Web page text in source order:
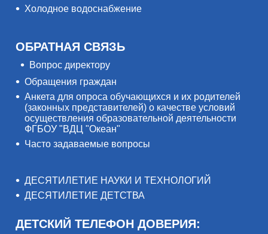
Холодное водоснабжение
ОБРАТНАЯ СВЯЗЬ
Вопрос директору
Обращения граждан
Анкета для опроса обучающихся и их родителей
(законных представителей) о качестве условий
осуществления образовательной деятельности
ФГБОУ "ВДЦ "Океан"
Часто задаваемые вопросы
ДЕСЯТИЛЕТИЕ НАУКИ И ТЕХНОЛОГИЙ
ДЕСЯТИЛЕТИЕ ДЕТСТВА
ДЕТСКИЙ ТЕЛЕФОН ДОВЕРИЯ: